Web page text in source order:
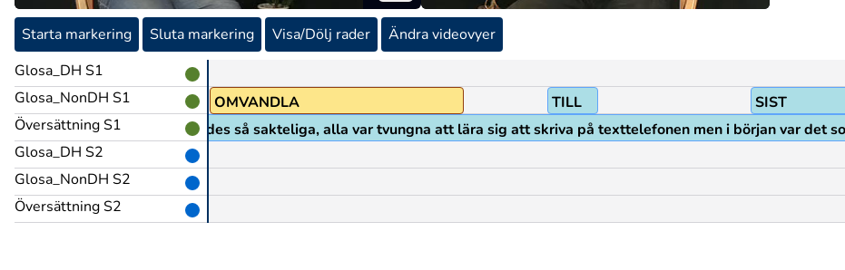
Starta markering Sluta markering Visa/Dölj rader
Ändra videovyer
Glosa_DH S1
Glosa_NonDH S1
Översättning S1
Glosa_DH S2
Glosa_NonDH S2
Översättning S2
OMVANDLA
TILL
SIST
fast det förändrades så sakteliga, alla var tvungna att lära sig att skriva på texttelefonen men i början var det